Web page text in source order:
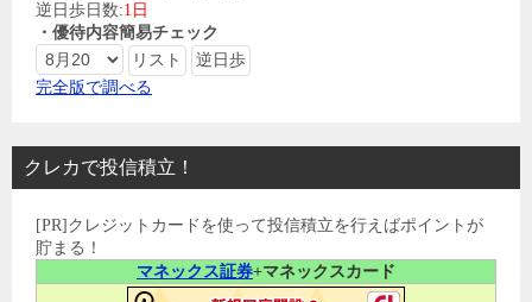
逆日歩日数:1日
・優待内容簡易チェック
完全版で調べる
クレカで投信積立！
[PR]クレジットカードを使って投信積立を行えばポイントが
貯まる！
マネックス証券+マネックスカード